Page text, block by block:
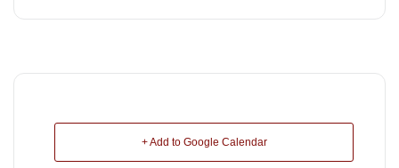
+ Add to Google Calendar